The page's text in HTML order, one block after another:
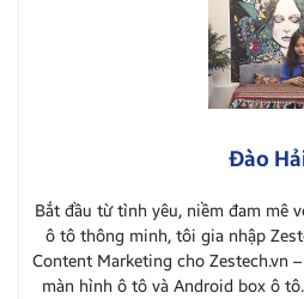
Đào
Bắt đầu từ tình yêu, niềm đam mê
ô tô thông minh, tôi gia nhập
Content Marketing cho Zestech.vn
màn hình ô tô và Android box ô